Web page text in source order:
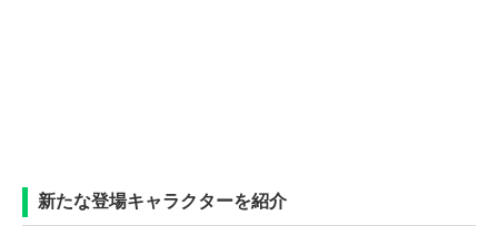
新たな登場キャラクターを紹介